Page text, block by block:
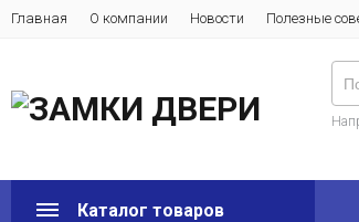
Главная О компании Новости Полезные
Каталог товаров